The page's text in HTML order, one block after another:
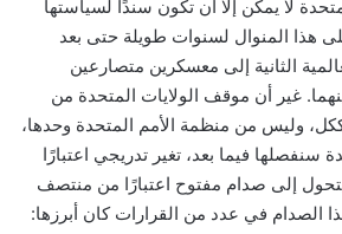
لا يمكن إلا أن تكون سندًا لسياستها
هذا المنوال لسنوات طويلة حتى بعد
الثانية إلى معسكرين متصارعين
غير أن موقف الولايات المتحدة من
وليس من منظمة الأمم المتحدة وحدها،
سنفصلها فيما بعد، تغير تدريجي اعتبارًا
إلى صدام مفتوح اعتبارًا من منتصف
الصدام في عدد من القرارات كان أبرزها: